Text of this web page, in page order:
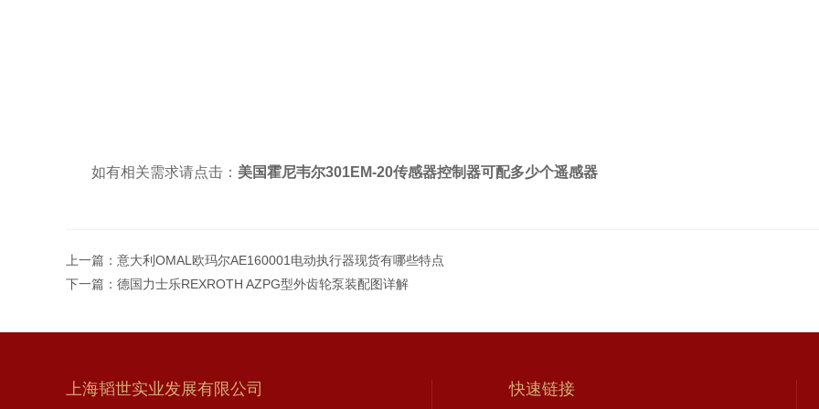
如有相关需求请点击： 美国霍尼韦尔301EM-20传感器控制器可配多少个遥感器
上一篇： 意大利OMAL欧玛尔AE160001电动执行器现货有哪些特点
下一篇： 德国力士乐REXROTH AZPG型外齿轮泵装配图详解
上海韬世实业发展有限公司 快速链接